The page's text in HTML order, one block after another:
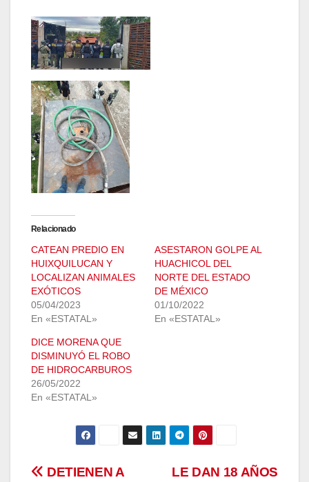
Relacionado
CATEAN PREDIO EN
HUIXQUILUCAN Y
LOCALIZAN ANIMALES
EXÓTICOS
05/04/2023
En «ESTATAL»
ASESTARON GOLPE AL
HUACHICOL DEL
NORTE DEL ESTADO
DE MÉXICO
01/10/2022
En «ESTATAL»
DICE MORENA QUE
DISMINUYÓ EL ROBO
DE HIDROCARBUROS
26/05/2022
En «ESTATAL»
Navegación LE DAN 18 AÑOS
DETIENEN A